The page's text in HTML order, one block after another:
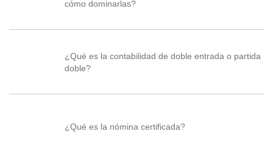
cómo dominarlas?
¿Qué es la contabilidad de doble entrada o partida
doble?
¿Qué es la nómina certificada?